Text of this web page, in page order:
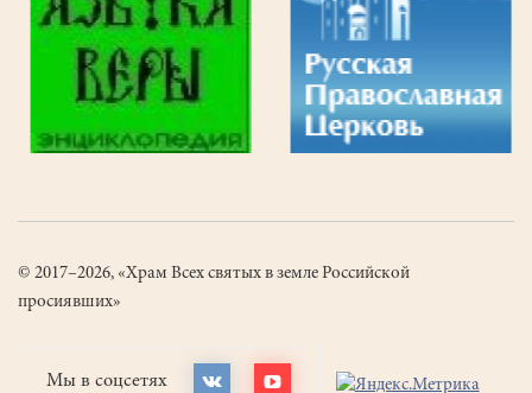
© 2017–2026, «Храм Всех святых в земле Российской
просиявших»
Мы в соцсетях